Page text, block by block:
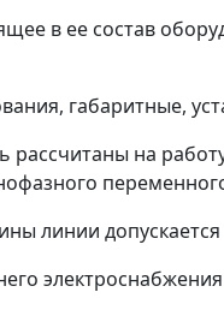
в ее состав
габаритные,
на
линии